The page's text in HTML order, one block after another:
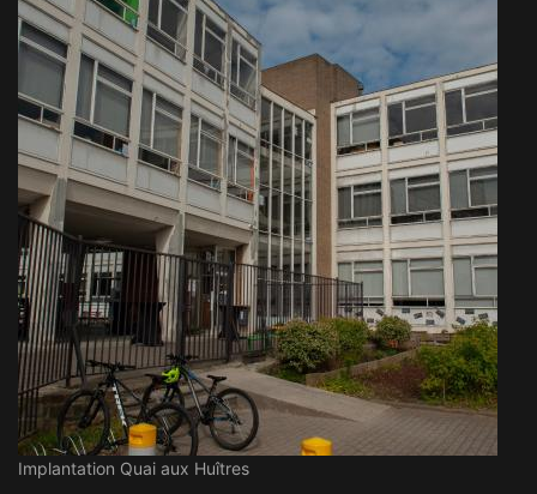
Implantation Quai aux Huîtres